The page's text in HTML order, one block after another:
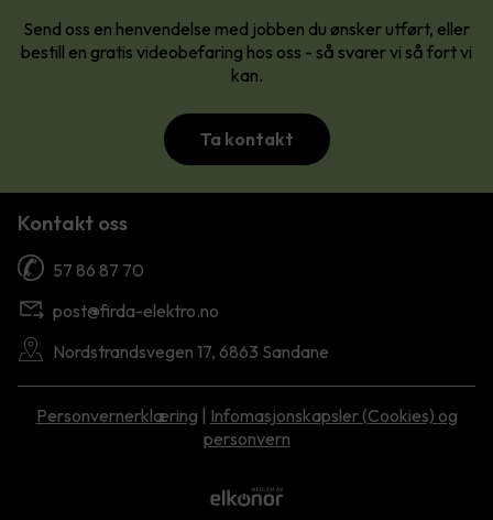
Send oss en henvendelse med jobben du ønsker utført, eller
bestill en gratis videobefaring hos oss - så svarer vi så fort vi
kan.
Ta kontakt
Kontakt oss
57 86 87 70
post@firda-elektro.no
Nordstrandsvegen 17, 6863 Sandane
Personvernerklæring | Infomasjonskapsler (Cookies) og
personvern